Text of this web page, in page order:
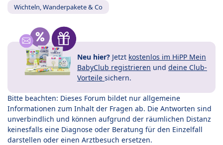
Wichteln, Wanderpakete & Co
Neu hier? Jetzt kostenlos im HiPP Mein
BabyClub registrieren und deine Club-
Vorteile sichern.
Bitte beachten: Dieses Forum bildet nur allgemeine
Informationen zum Inhalt der Fragen ab. Die Antworten sind
unverbindlich und können aufgrund der räumlichen Distanz
keinesfalls eine Diagnose oder Beratung für den Einzelfall
darstellen oder einen Arztbesuch ersetzen.